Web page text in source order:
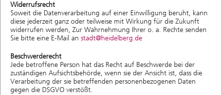
Widerrufsrecht
Soweit die Datenverarbeitung auf einer Einwilligung beruht, kann
diese jederzeit ganz oder teilweise mit Wirkung für die Zukunft
widerrufen werden, Zur Wahrnehmung Ihrer o. a. Rechte senden
Sie bitte eine E-Mail an stadt@heidelberg.de
Beschwerderecht
Jede betroffene Person hat das Recht auf Beschwerde bei der
zuständigen Auf­sichts­be­hörde, wenn sie der Ansicht ist, dass die
Verarbeitung der sie betreffenden personenbezogenen Daten
gegen die DSGVO verstößt.